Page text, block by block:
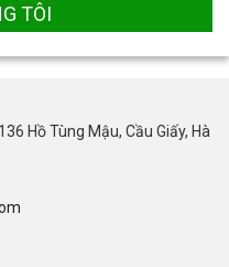
TÔI
Hồ Tùng Mậu, Cầu Giấy, Hà